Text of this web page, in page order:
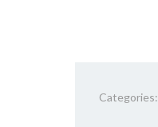
Categories: